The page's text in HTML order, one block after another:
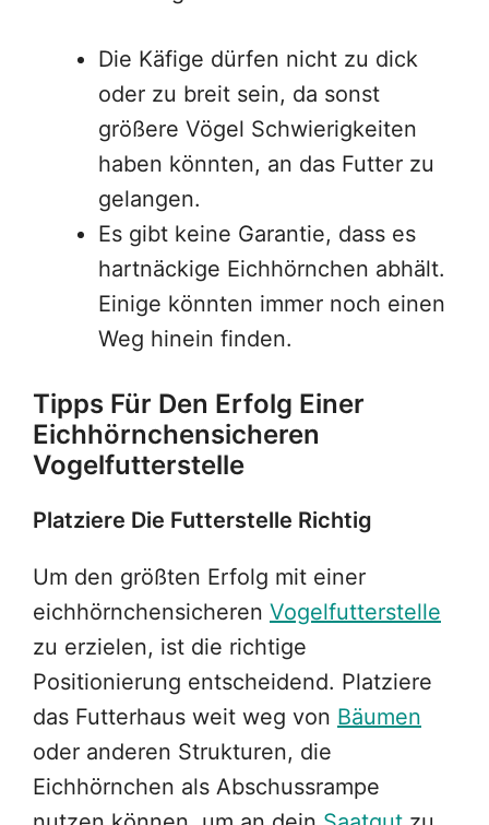
Die Käfige dürfen nicht zu dick
oder zu breit sein, da sonst
größere Vögel Schwierigkeiten
haben könnten, an das Futter zu
gelangen.
Es gibt keine Garantie, dass es
hartnäckige Eichhörnchen abhält.
Einige könnten immer noch einen
Weg hinein finden.
Tipps Für Den Erfolg Einer
Eichhörnchensicheren
Vogelfutterstelle
Platziere Die Futterstelle Richtig
Um den größten Erfolg mit einer
eichhörnchensicheren Vogelfutterstelle
zu erzielen, ist die richtige
Positionierung entscheidend. Platziere
das Futterhaus weit weg von Bäumen
oder anderen Strukturen, die
Eichhörnchen als Abschussrampe